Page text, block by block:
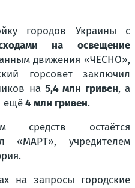
городов Украины с
на освещение
движения «ЧЕСНО»,
горсовет заключил
на 5,4 млн гривен, а
ещё4 млн гривен.
средств остаётся
«МАРТ», учредителем
на запросы городские